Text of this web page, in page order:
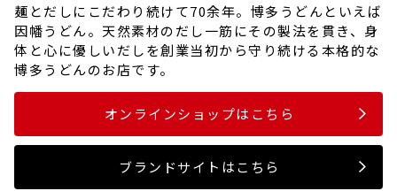
麺とだしにこだわり続けて70余年。博多うどんといえば
因幡うどん。天然素材のだし一筋にその製法を貫き、身
体と心に優しいだしを創業当初から守り続ける本格的な
博多うどんのお店です。
オンラインショップはこちら
ブランドサイトはこちら